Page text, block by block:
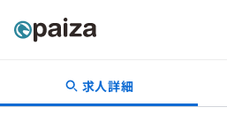
転職・キャリア求人詳細